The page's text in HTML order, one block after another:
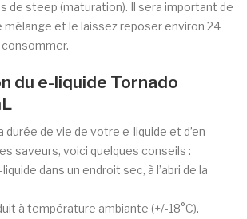
de steep (maturation). Il sera important de
et le laissez reposer environ 24
du e-liquide Tornado
durée de vie de votre e-liquide et d’en
saveurs, voici quelques conseils :
dans un endroit sec, à l’abri de la
à température ambiante (+/-18°C).